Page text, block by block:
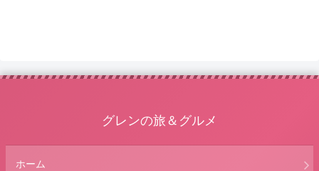
グレンの旅＆グルメ
ホーム